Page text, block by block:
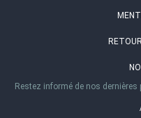
Restez informé de nos